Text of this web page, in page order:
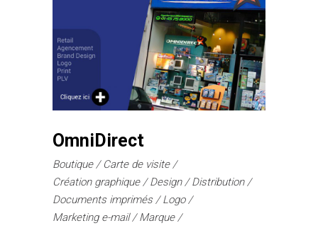
OmniDirect
Boutique
Carte de visite
Création graphique
Design
Distribution
Documents imprimés
Logo
Marketing e-mail
Marque